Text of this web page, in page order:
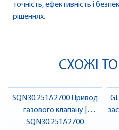
точність, ефективність і
рішеннях.
СХОЖІ
SQN30.251A2700 Привод
газового клапану |
SIEMENS
SQN30.251A2700